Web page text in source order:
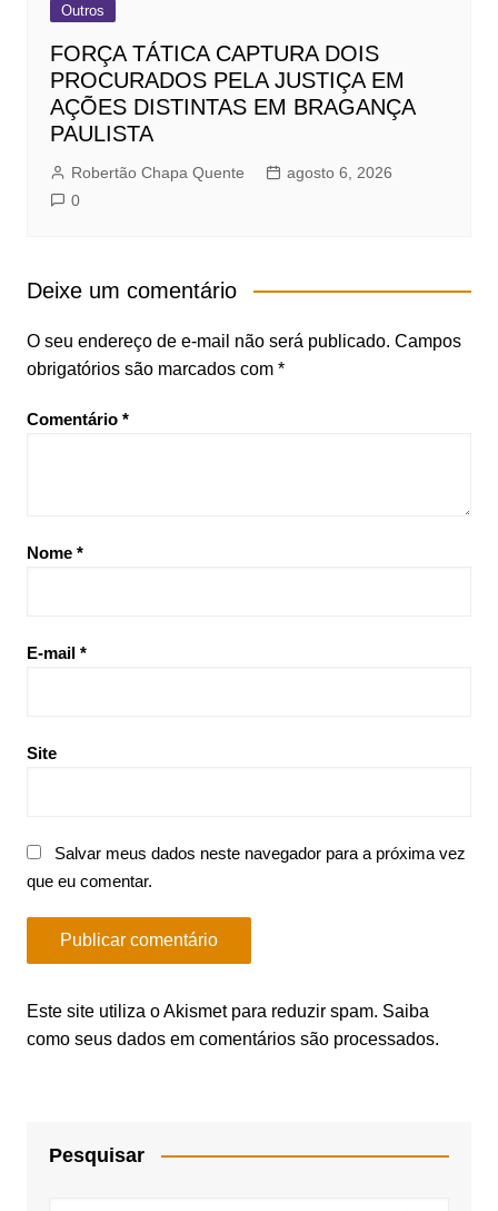
Outros
FORÇA TÁTICA CAPTURA DOIS
PROCURADOS PELA JUSTIÇA EM
AÇÕES DISTINTAS EM BRAGANÇA
PAULISTA
Robertão Chapa Quente
agosto 6, 2026
0
Deixe um comentário
O seu endereço de e-mail não será publicado. Campos
obrigatórios são marcados com *
Comentário *
Nome *
E-mail *
Site
Salvar meus dados neste navegador para a próxima vez
que eu comentar.
Este site utiliza o Akismet para reduzir spam. Saiba
como seus dados em comentários são processados.
Pesquisar